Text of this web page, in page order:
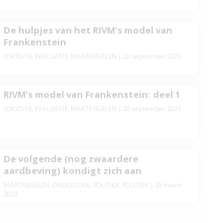
De hulpjes van het RIVM’s model van
Frankenstein
COVID-19, EVALUATIE MAATREGELEN 22 september 2023
RIVM’s model van Frankenstein: deel 1
COVID-19, EVALUATIE MAATREGELEN 20 september 2023
De volgende (nog zwaardere
aardbeving) kondigt zich aan
MAATREGELEN ONDERZOEK POLITIEK POLITIEK
26 maart
2023